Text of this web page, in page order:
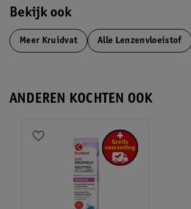
Bekijk ook
Meer Kruidvat Alle Lenzenvloeistof
ANDEREN KOCHTEN OOK